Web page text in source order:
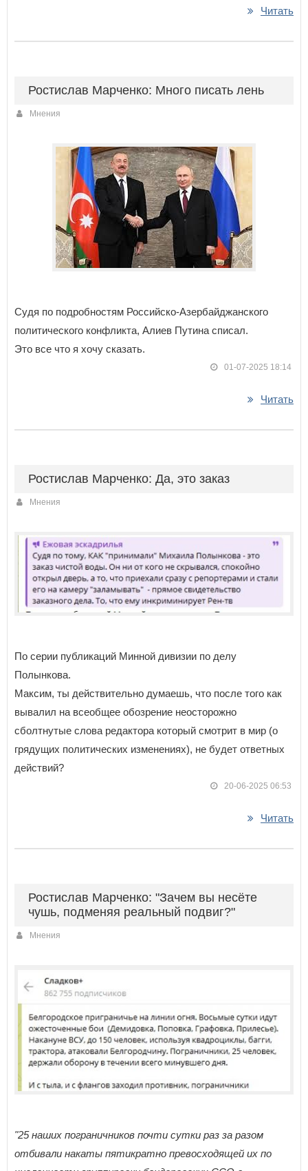
Читать
Ростислав Марченко: Много писать лень
Мнения
Судя по подробностям Российско-Азербайджанского
политического конфликта, Алиев Путина списал.
Это все что я хочу сказать.
01-07-2025 18:14
Читать
Ростислав Марченко: Да, это заказ
Мнения
По серии публикаций Минной дивизии по делу
Полынкова.
Максим, ты действительно думаешь, что после того как
вывалил на всеобщее обозрение неосторожно
сболтнутые слова редактора который смотрит в мир (о
грядущих политических изменениях), не будет ответных
действий?
20-06-2025 06:53
Читать
Ростислав Марченко: "Зачем вы несёте
чушь, подменяя реальный подвиг?"
Мнения
"25 наших пограничников почти сутки раз за разом
отбивали накаты пятикратно превосходящей их по